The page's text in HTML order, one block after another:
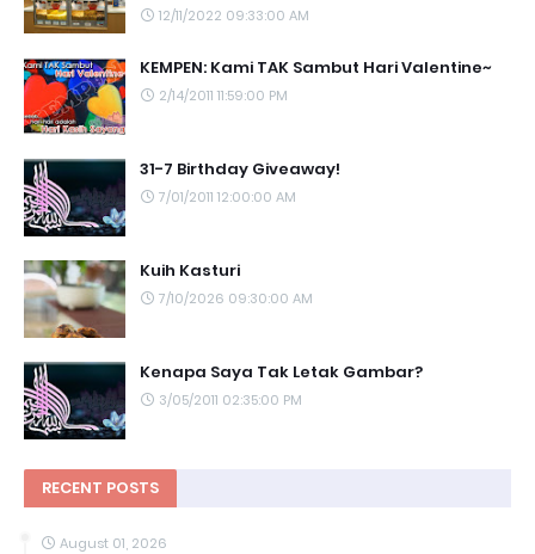
12/11/2022 09:33:00 AM
KEMPEN: Kami TAK Sambut Hari Valentine~
2/14/2011 11:59:00 PM
31-7 Birthday Giveaway!
7/01/2011 12:00:00 AM
Kuih Kasturi
7/10/2026 09:30:00 AM
Kenapa Saya Tak Letak Gambar?
3/05/2011 02:35:00 PM
RECENT POSTS
August 01, 2026